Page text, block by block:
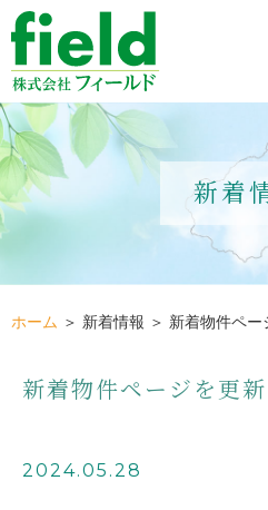
新着
ホーム ＞ 新着情報 ＞ 新着物件ペー
新着物件ページを更
2024.05.28